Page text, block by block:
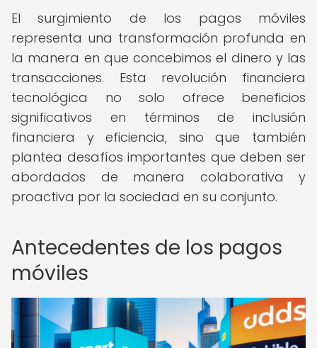
El surgimiento de los pagos móviles
representa una transformación profunda en
la manera en que concebimos el dinero y las
transacciones. Esta revolución financiera
tecnológica no solo ofrece beneficios
significativos en términos de inclusión
financiera y eficiencia, sino que también
plantea desafíos importantes que deben ser
abordados de manera colaborativa y
proactiva por la sociedad en su conjunto.
Antecedentes de los pagos
móviles